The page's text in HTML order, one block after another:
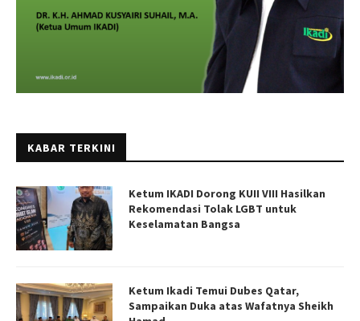
KABAR TERKINI
Ketum IKADI Dorong KUII VIII Hasilkan
Rekomendasi Tolak LGBT untuk
Keselamatan Bangsa
Ketum Ikadi Temui Dubes Qatar,
Sampaikan Duka atas Wafatnya Sheikh